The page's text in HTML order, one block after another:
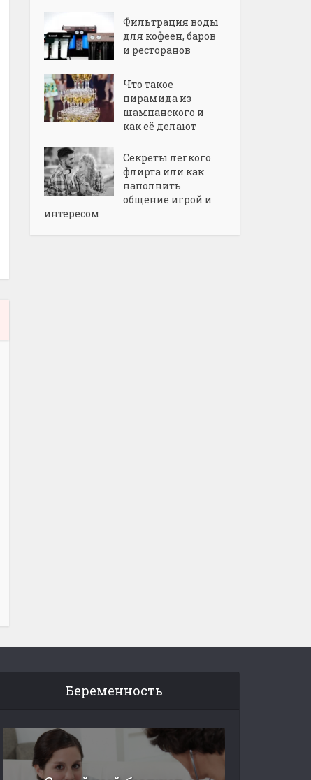
Фильтрация воды
для кофеен, баров
и ресторанов
Что такое
пирамида из
шампанского и
как её делают
Секреты легкого
флирта или как
наполнить
общение игрой и
интересом
Беременность